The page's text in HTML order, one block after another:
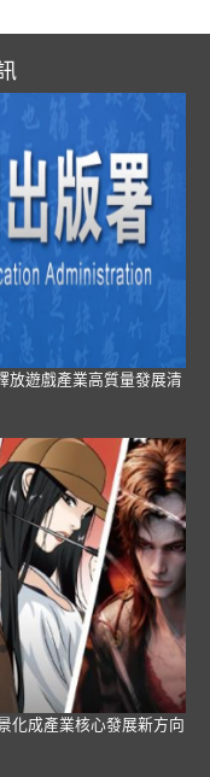
放遊戲產業高質量發展清
化成產業核心發展新方向